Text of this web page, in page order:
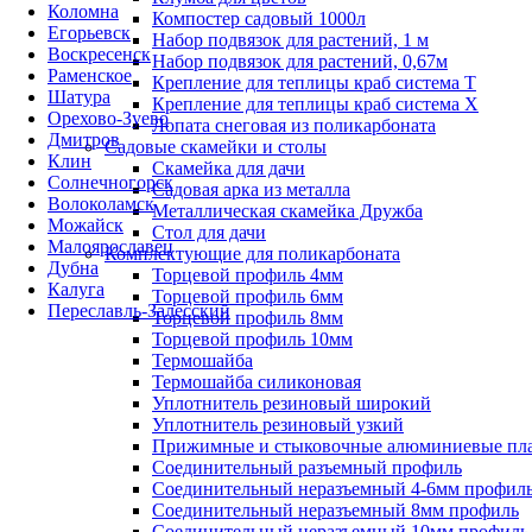
Коломна
Егорьевск
Воскресенск
Раменское
Шатура
Орехово-Зуево
Дмитров
Клин
Солнечногорск
Волоколамск
Можайск
Малоярославец
Дубна
Калуга
Переславль-Залесский
Компостер садовый 1000л
Набор подвязок для растений, 1 м
Набор подвязок для растений, 0,67м
Крепление для теплицы краб система Т
Крепление для теплицы краб система Х
Лопата снеговая из поликарбоната
Садовые скамейки и столы
Скамейка для дачи
Садовая арка из металла
Металлическая скамейка Дружба
Стол для дачи
Комплектующие для поликарбоната
Торцевой профиль 4мм
Торцевой профиль 6мм
Торцевой профиль 8мм
Торцевой профиль 10мм
Термошайба
Термошайба силиконовая
Уплотнитель резиновый широкий
Уплотнитель резиновый узкий
Прижимные и стыковочные алюминиевые
Соединительный разъемный профиль
Соединительный неразъемный 4-6мм
Соединительный неразъемный 8мм профиль